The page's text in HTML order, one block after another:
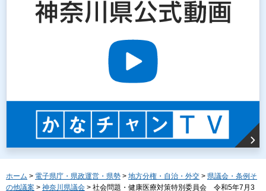
ホーム > 電子県庁・県政運営・県勢 > 地方分権・自治・外交 > 県議会・条例そ
の他議案 > 神奈川県議会 > 社会問題・健康医療対策特別委員会 令和5年7月3